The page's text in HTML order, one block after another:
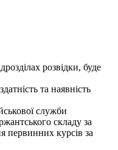
розвідки, буде
та наявність
служби
складу за
первинних курсів за